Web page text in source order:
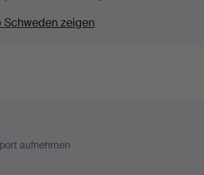
zeigen
aufnehmen